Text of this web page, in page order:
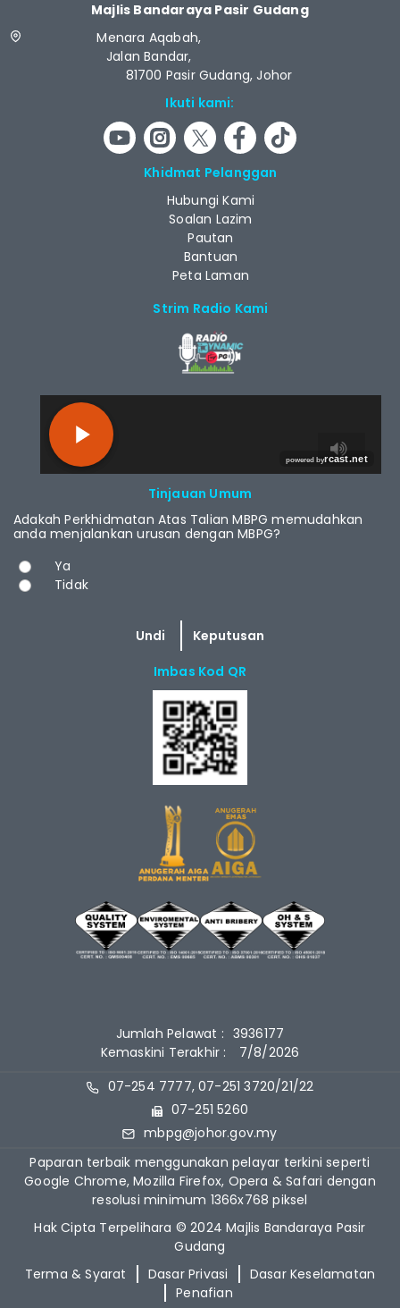
Majlis Bandaraya Pasir Gudang
Menara Aqabah,
Jalan Bandar,
81700 Pasir Gudang, Johor
Ikuti kami:
Khidmat Pelanggan
Hubungi Kami
Soalan Lazim
Pautan
Bantuan
Peta Laman
Strim Radio Kami
Tinjauan Umum
Adakah Perkhidmatan Atas Talian MBPG memudahkan
anda menjalankan urusan dengan MBPG?
Pilihan
Ya
Tidak
Imbas Kod QR
Jumlah Pelawat : 3936177
Kemaskini Terakhir :
7/8/2026
07-254 7777, 07-251 3720/21/22
07-251 5260
mbpg@johor.gov.my
Paparan terbaik menggunakan pelayar terkini seperti
Google Chrome, Mozilla Firefox, Opera & Safari dengan
resolusi minimum 1366x768 piksel
Hak Cipta Terpelihara © 2024 Majlis Bandaraya Pasir
Gudang
Terma & Syarat
Dasar Privasi
Dasar Keselamatan
Penafian